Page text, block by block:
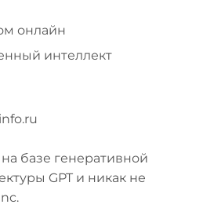
онлайн
интеллект
базе генеративной
GPT и никак не